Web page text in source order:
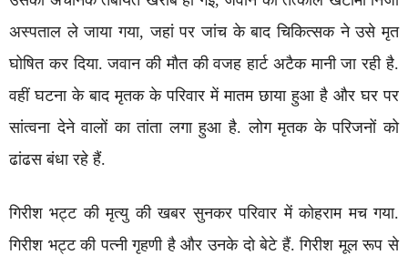
अस्पताल ले जाया गया, जहां पर जांच के बाद चिकित्सक ने उसे मृत
घोषित कर दिया. जवान की मौत की वजह हार्ट अटैक मानी जा रही है.
वहीं घटना के बाद मृतक के परिवार में मातम छाया हुआ है और घर पर
सांत्वना देने वालों का तांता लगा हुआ है. लोग मृतक के परिजनों को
ढांढस बंधा रहे हैं.
गिरीश भट्ट की मृत्यु की खबर सुनकर परिवार में कोहराम मच गया.
गिरीश भट्ट की पत्नी गृहणी है और उनके दो बेटे हैं. गिरीश मूल रूप से